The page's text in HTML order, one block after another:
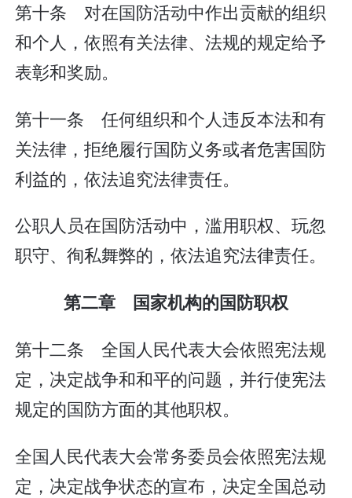
第十条 对在国防活动中作出贡献的组织
和个人，依照有关法律、法规的规定给予
表彰和奖励。
第十一条 任何组织和个人违反本法和有
关法律，拒绝履行国防义务或者危害国防
利益的，依法追究法律责任。
公职人员在国防活动中，滥用职权、玩忽
职守、徇私舞弊的，依法追究法律责任。
第二章 国家机构的国防职权
第十二条 全国人民代表大会依照宪法规
定，决定战争和和平的问题，并行使宪法
规定的国防方面的其他职权。
全国人民代表大会常务委员会依照宪法规
定，决定战争状态的宣布，决定全国总动